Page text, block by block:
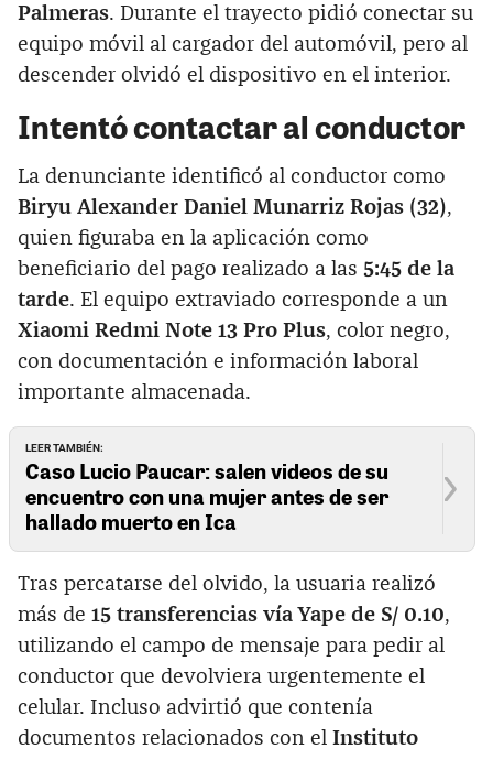
Palmeras. Durante el trayecto pidió conectar su
equipo móvil al cargador del automóvil, pero al
descender olvidó el dispositivo en el interior.
Intentó contactar al conductor
La denunciante identificó al conductor como
Biryu Alexander Daniel Munarriz Rojas (32),
quien figuraba en la aplicación como
beneficiario del pago realizado a las 5:45 de la
tarde. El equipo extraviado corresponde a un
Xiaomi Redmi Note 13 Pro Plus, color negro,
con documentación e información laboral
importante almacenada.
LEER TAMBIÉN:
Caso Lucio Paucar: salen videos de su
encuentro con una mujer antes de ser
hallado muerto en Ica
Tras percatarse del olvido, la usuaria realizó
más de 15 transferencias vía Yape de S/ 0.10,
utilizando el campo de mensaje para pedir al
conductor que devolviera urgentemente el
celular. Incluso advirtió que contenía
documentos relacionados con el Instituto